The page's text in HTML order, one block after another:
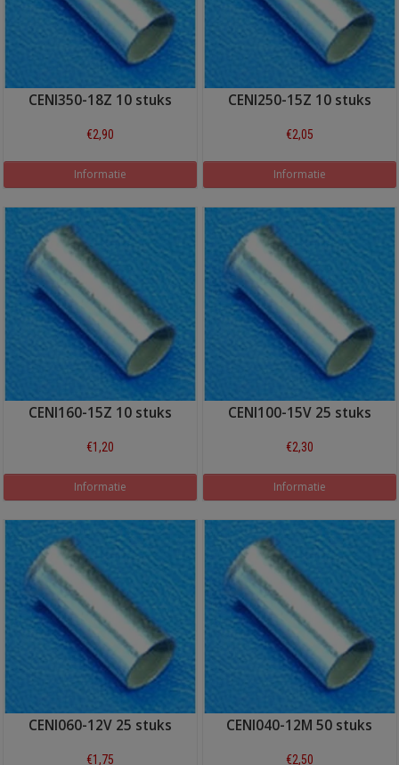
CENI350-18Z 10 stuks
€2,90
Informatie
CENI250-15Z 10 stuks
€2,05
Informatie
CENI160-15Z 10 stuks
€1,20
Informatie
CENI100-15V 25 stuks
€2,30
Informatie
CENI060-12V 25 stuks
€1,75
CENI040-12M 50 stuks
€2,50